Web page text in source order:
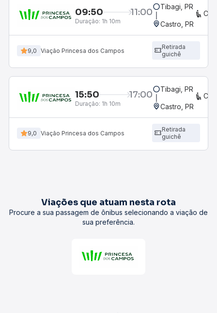
09:50 11:00
Duração: 1h 10m
Tibagi, PR
Castro, PR
9,0 Viação Princesa dos Campos
Retirada
guichê
15:50 17:00
Duração: 1h 10m
Tibagi, PR
Castro, PR
9,0 Viação Princesa dos Campos
Retirada
guichê
Viações que atuam nesta rota
Procure a sua passagem de ônibus selecionando a viação de
sua preferência.